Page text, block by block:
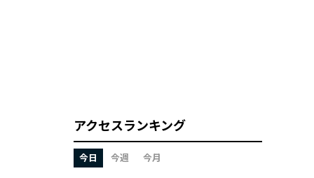
アクセスランキング
今日 今週 今月